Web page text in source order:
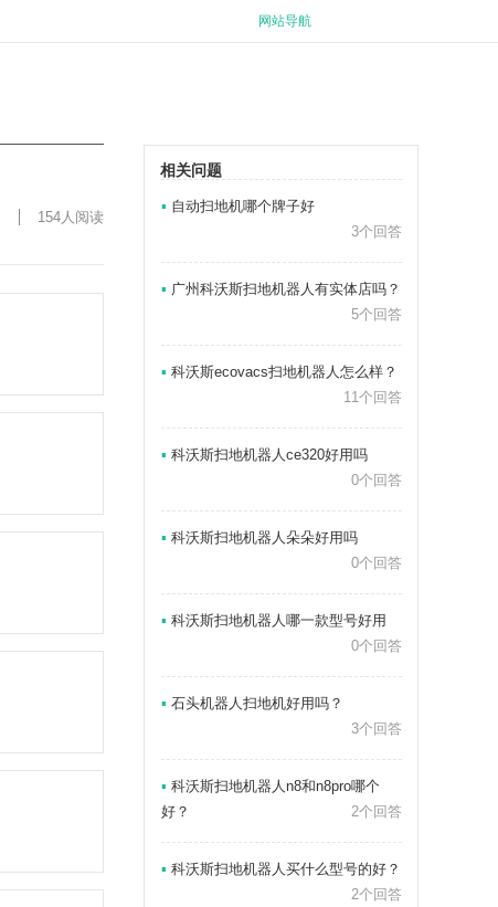
网站导航
154人阅读
相关问题
▪ 自动扫地机哪个牌子好
3个回答
▪ 广州科沃斯扫地机器人有实体店吗？
5个回答
▪ 科沃斯ecovacs扫地机器人怎么样？
11个回答
▪ 科沃斯扫地机器人ce320好用吗
0个回答
▪ 科沃斯扫地机器人朵朵好用吗
0个回答
▪ 科沃斯扫地机器人哪一款型号好用
0个回答
▪ 石头机器人扫地机好用吗？
3个回答
▪ 科沃斯扫地机器人n8和n8pro哪个
好？
2个回答
▪ 科沃斯扫地机器人买什么型号的好？
2个回答